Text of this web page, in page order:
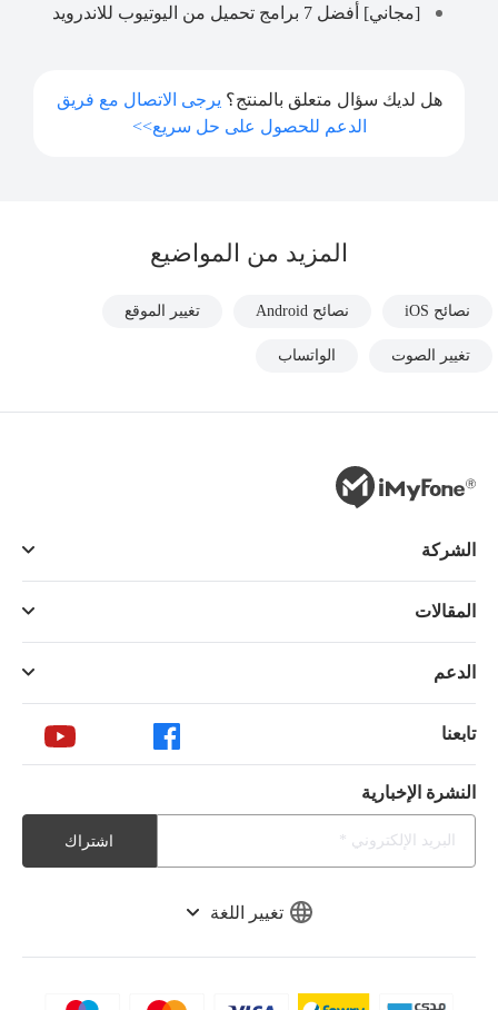
[مجاني] أفضل 7 برامج تحميل من اليوتيوب للاندرويد
هل لديك سؤال متعلق بالمنتج؟ يرجى الاتصال مع فريق
الدعم للحصول على حل سريع>>
المزيد من المواضيع
نصائح iOS نصائح Android تغيير الموقع
تغيير الصوت الواتساب
تغيير اللغة
الشركة
المقالات
الدعم
تابعنا
النشرة الإخبارية
اشتراك